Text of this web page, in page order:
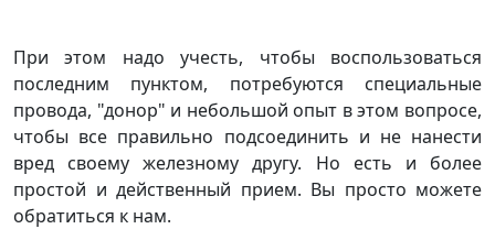
При этом надо учесть, чтобы воспользоваться
последним пунктом, потребуются специальные
провода, "донор" и небольшой опыт в этом вопросе,
чтобы все правильно подсоединить и не нанести
вред своему железному другу. Но есть и более
простой и действенный прием. Вы просто можете
обратиться к нам.